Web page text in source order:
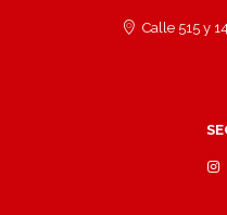
Calle 515 y